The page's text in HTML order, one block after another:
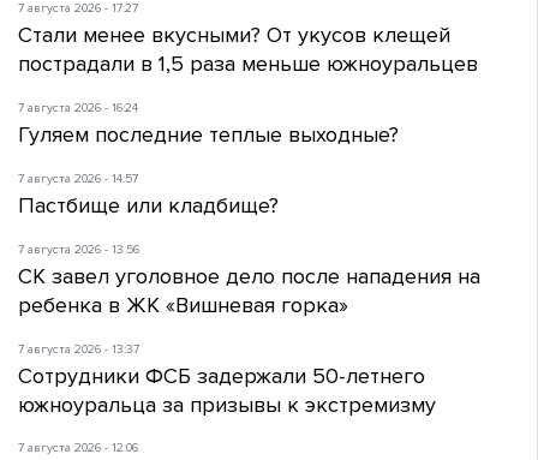
7 августа 2026 - 17:27
Стали менее вкусными? От укусов клещей
пострадали в 1,5 раза меньше южноуральцев
7 августа 2026 - 16:24
Гуляем последние теплые выходные?
7 августа 2026 - 14:57
Пастбище или кладбище?
7 августа 2026 - 13:56
СК завел уголовное дело после нападения на
ребенка в ЖК «Вишневая горка»
7 августа 2026 - 13:37
Сотрудники ФСБ задержали 50-летнего
южноуральца за призывы к экстремизму
7 августа 2026 - 12:06